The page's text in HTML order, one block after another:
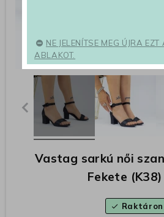
Vastag sarkú női
Fekete
check Raktáron
NE JELENÍTSE MEG ÚJRA EZT
ABLAKOT.